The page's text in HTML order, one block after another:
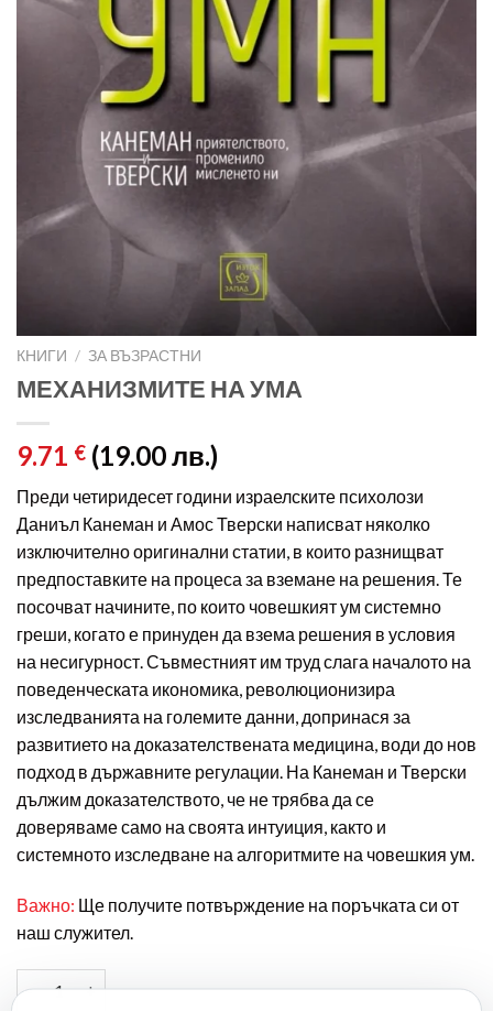
КНИГИ / ЗА ВЪЗРАСТНИ
МЕХАНИЗМИТЕ НА УМА
9.71 € (19.00 лв.)
Преди четиридесет години израелските психолози
Даниъл Канеман и Амос Тверски написват няколко
изключително оригинални статии, в които разнищват
предпоставките на процеса за вземане на решения. Те
посочват начините, по които човешкият ум системно
греши, когато е принуден да взема решения в условия
на несигурност. Съвместният им труд слага началото на
поведенческата икономика, революционизира
изследванията на големите данни, допринася за
развитието на доказателствената медицина, води до нов
подход в държавните регулации. На Канеман и Тверски
дължим доказателството, че не трябва да се
доверяваме само на своята интуиция, както и
системното изследване на алгоритмите на човешкия ум.
Важно: Ще получите потвърждение на поръчката си от
наш служител.